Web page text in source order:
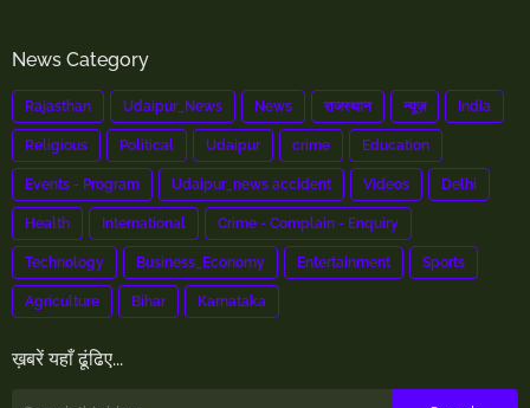
News Category
Rajasthan Udaipur_News News राजस्थान न्यूज़ India
Religious Political Udaipur crime Education
Events - Program Udaipur_news accident Videos Delhi
Health International Crime - Complain - Enquiry
Technology Business_Economy Entertainment Sports
Agriculture Bihar Karnataka
ख़बरें यहाँ ढूंढिए...